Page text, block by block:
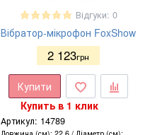
Відгуки: 0
Вібратор-мікрофон FoxShow
2 123грн
Купити
Купить в 1 клик
Артикул: 14789